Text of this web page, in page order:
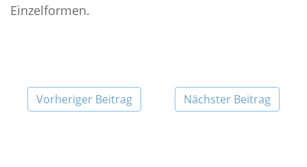
Einzelformen.
Vorheriger Beitrag Nächster Beitrag